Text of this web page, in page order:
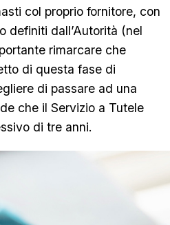
col proprio fornitore, con
definiti dall’Autorità (nel
rimarcare che
di questa fase di
di passare ad una
che il Servizio a Tutele
di tre anni.